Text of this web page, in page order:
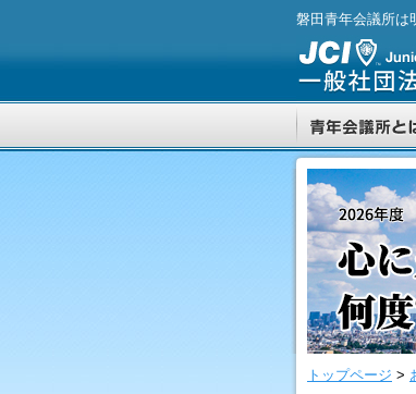
磐田青年会議所は
トップページ >